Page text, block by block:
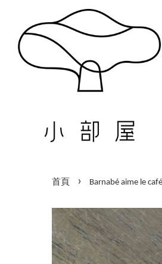
首頁 › Barnabé aime le